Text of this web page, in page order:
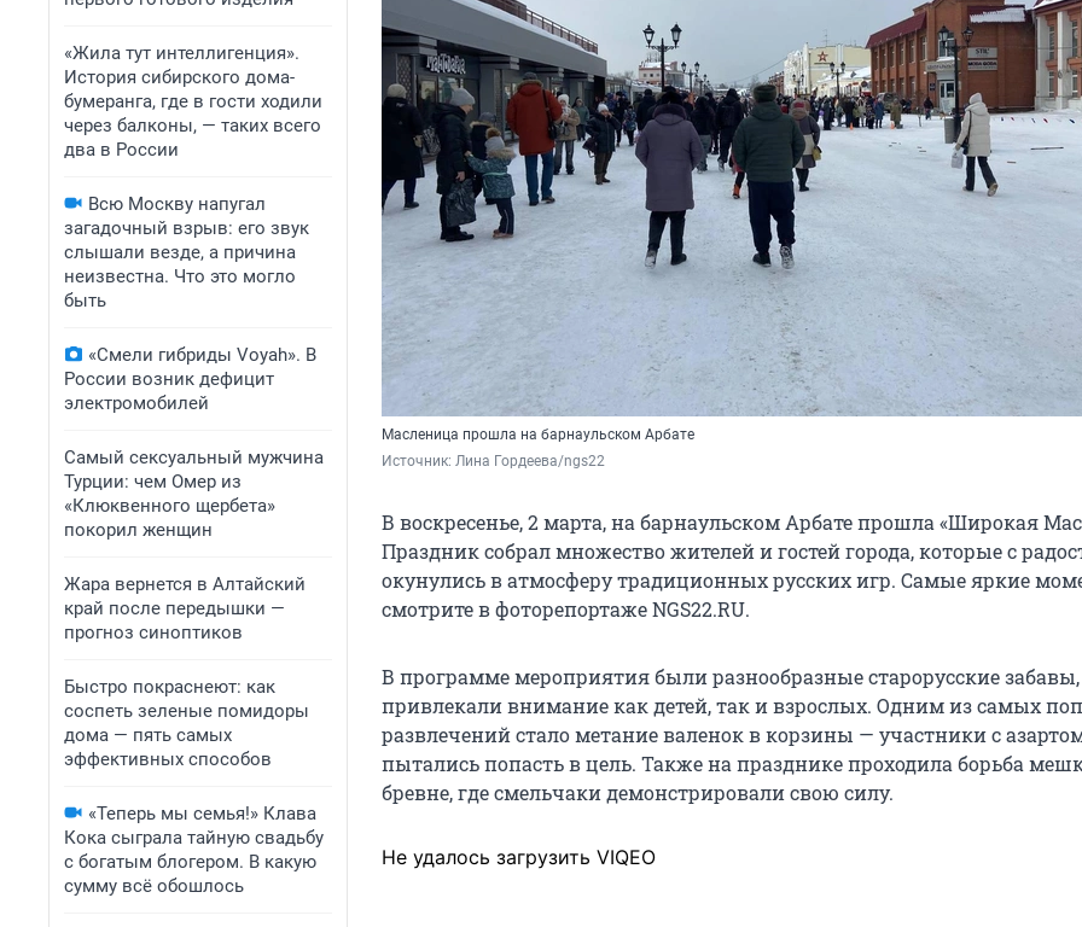
«Жила тут интеллигенция».
История сибирского дома-
бумеранга, где в гости ходили
через балконы, — таких всего
два в России
Всю Москву напугал
загадочный взрыв: его звук
слышали везде, а причина
неизвестна. Что это могло
быть
«Смели гибриды Voyah». В
России возник дефицит
электромобилей
Самый сексуальный мужчина
Турции: чем Омер из
«Клюквенного щербета»
покорил женщин
Жара вернется в Алтайский
край после передышки —
прогноз синоптиков
Быстро покраснеют: как
соспеть зеленые помидоры
дома — пять самых
эффективных способов
«Теперь мы семья!» Клава
Кока сыграла тайную свадьбу
с богатым блогером. В какую
сумму всё обошлось
Масленица прошла на барнаульском Арбате
Источник: Лина Гордеева/ngs22
В воскресенье, 2 марта, на барнаульском Арбате прошла «Широкая
Праздник собрал множество жителей и гостей города, которые с
окунулись в атмосферу традиционных русских игр. Самые яркие
смотрите в фоторепортаже NGS22.RU.
В программе мероприятия были разнообразные старорусские
привлекали внимание как детей, так и взрослых. Одним из самых
развлечений стало метание валенок в корзины — участники с
пытались попасть в цель. Также на празднике проходила борьба
бревне, где смельчаки демонстрировали свою силу.
Не удалось загрузить VIQEO